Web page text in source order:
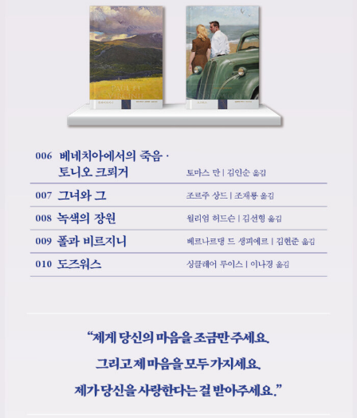
곡과 시, 평론, 수필, 일기, 비망록, 기행문, 서문, 기사 등 180여 편에
달하는 많은 글을 남겼다. 특히, 그녀가 남긴 편지들은 파리의 클라식
가르니에 출판사에서 조르주 뤼뱅이 26권으로 편집 완성한 방대하고
기념비적인 서간집으로 세계 문학사에서 서간 문학의 최고봉으로 꼽
히고 있다. 교환 서간집으로는 ≪상드와 플로베르≫(1904), ≪상드
와 뮈세≫(1904), ≪상드와 아그리콜 페르디기에≫, ≪상드와 피에
폴린 비아르도≫등이 간행되었다.